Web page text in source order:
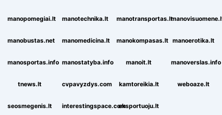
manopomegiai.lt manotechnika.lt manotransportas.lt
manobustas.net manomedicina.lt manokompasas.lt manoerotika.lt
manosportas.info manostatyba.info manoit.lt manoverslas.info
tnews.lt cvpavyzdys.com kamtoreikia.lt weboaze.lt
seosmegenis.lt interestingspace.comeksportuoju.lt